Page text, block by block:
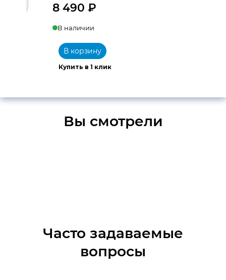
8 490 ₽
В наличии
Купить в 1 клик
В корзину
Вы смотрели
Часто задаваемые
вопросы